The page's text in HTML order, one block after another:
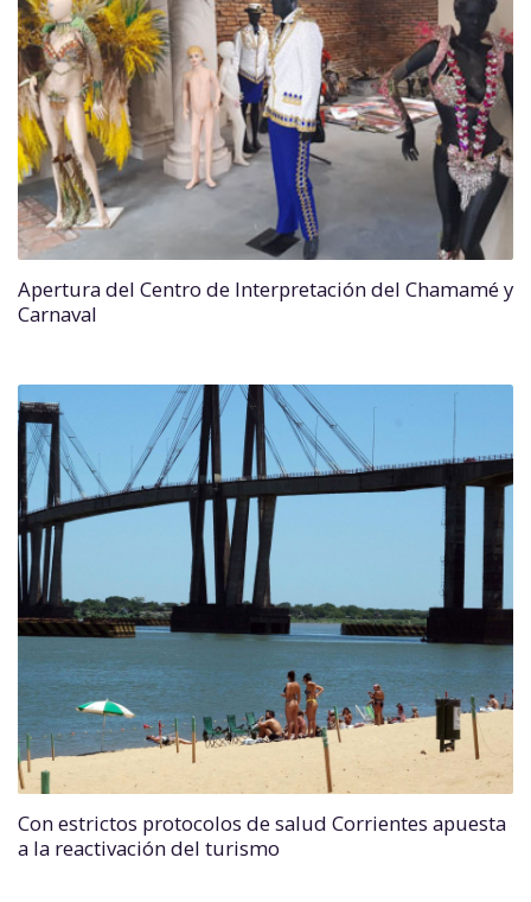
Apertura del Centro de Interpretación del Chamamé y
Carnaval
Con estrictos protocolos de salud Corrientes apuesta
a la reactivación del turismo